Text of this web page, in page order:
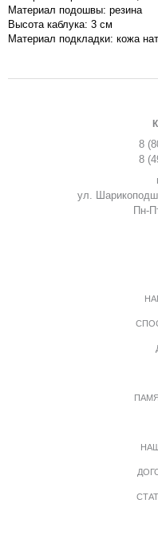
Материал подошвы: резина
Высота каблука: 3 см
Материал подкладки: кожа
8
8
ул.
Пн-